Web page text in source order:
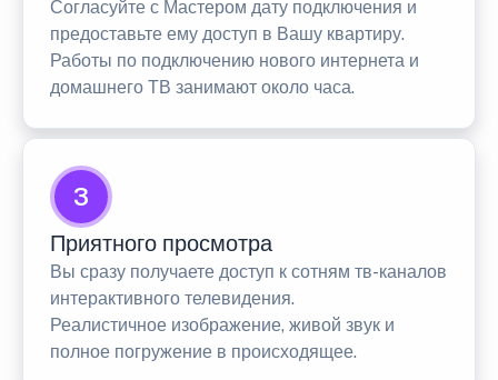
Согласуйте с Мастером дату подключения и
предоставьте ему доступ в Вашу квартиру.
Работы по подключению нового интернета и
домашнего ТВ занимают около часа.
3
Приятного просмотра
Вы сразу получаете доступ к сотням тв-каналов
интерактивного телевидения.
Реалистичное изображение, живой звук и
полное погружение в происходящее.